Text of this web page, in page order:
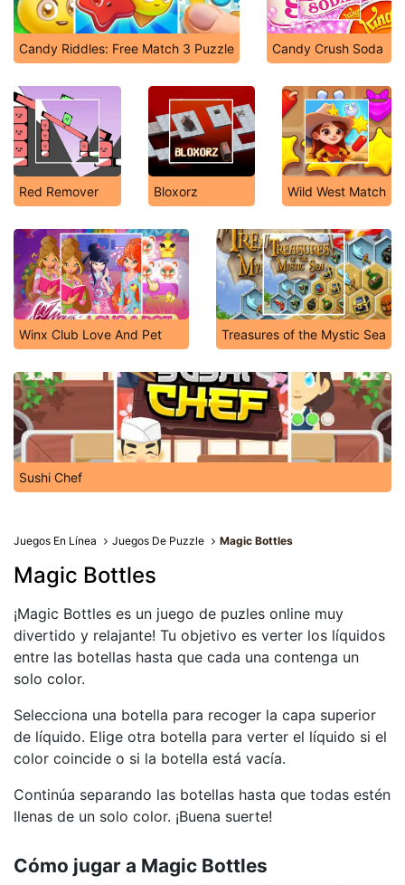
Candy Riddles: Free Match 3 Puzzle Candy Crush Soda
Red Remover Bloxorz Wild West Match
Winx Club Love And Pet Treasures of the Mystic Sea
Sushi Chef
Juegos En Línea Juegos De Puzzle Magic Bottles
Magic Bottles
¡Magic Bottles es un juego de puzles online muy
divertido y relajante! Tu objetivo es verter los líquidos
entre las botellas hasta que cada una contenga un
solo color.
Selecciona una botella para recoger la capa superior
de líquido. Elige otra botella para verter el líquido si el
color coincide o si la botella está vacía.
Continúa separando las botellas hasta que todas estén
llenas de un solo color. ¡Buena suerte!
Cómo jugar a Magic Bottles